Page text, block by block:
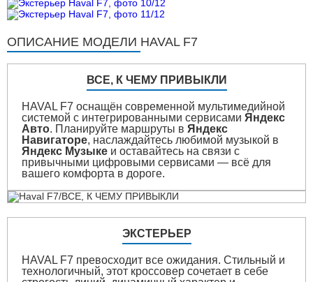
ОПИСАНИЕ МОДЕЛИ HAVAL F7
ВСЕ, К ЧЕМУ ПРИВЫКЛИ
HAVAL F7 оснащён современной мультимедийной
системой с интегрированными сервисами Яндекс
Авто. Планируйте маршруты в Яндекс
Навигаторе, наслаждайтесь любимой музыкой в
Яндекс Музыке и оставайтесь на связи с
привычными цифровыми сервисами — всё для
вашего комфорта в дороге.
ЭКСТЕРЬЕР
HAVAL F7 превосходит все ожидания. Стильный и
технологичный, этот кроссовер сочетает в себе